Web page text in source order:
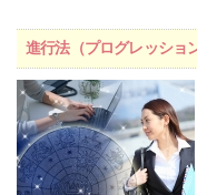
進行法（プログレッシ